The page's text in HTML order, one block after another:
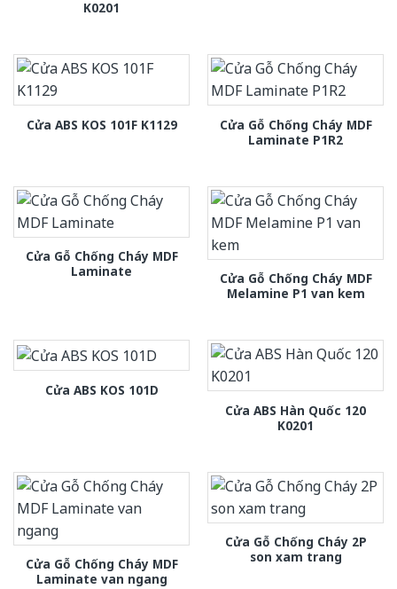
K0201
Cửa ABS KOS 101F K1129
Cửa Gỗ Chống Cháy MDF
Laminate P1R2
Cửa Gỗ Chống Cháy MDF
Laminate
Cửa Gỗ Chống Cháy MDF
Melamine P1 van kem
Cửa ABS KOS 101D
Cửa ABS Hàn Quốc 120
K0201
Cửa Gỗ Chống Cháy MDF
Laminate van ngang
Cửa Gỗ Chống Cháy 2P
son xam trang